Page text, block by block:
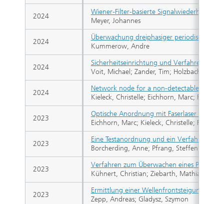
Wiener-Filter-basierte
Meyer, Johannes
Überwachung dreiphasiger periodischer
Kummerow, Andre
Sicherheitseinrichtung und Verfahren zu
Voit, Michael; Zander, Tim; Holzbach,
Network node for a non-detectable laser
Kieleck, Christelle; Eichhorn, Marc; Rudow,
Optische Anordnung mit Faserlaser oder
Eichhorn, Marc; Kieleck, Christelle; Forster,
Eine Testanordnung und ein Verfahren
Borcherding, Anne; Pfrang, Steffen; Haas,
Verfahren zum Überwachen eines
Kühnert, Christian; Ziebarth, Mathias;
Ermittlung einer Wellenfrontsteigung eines
Zepp, Andreas; Gladysz, Szymon
2024
2024
2024
2024
2023
2023
2023
2023